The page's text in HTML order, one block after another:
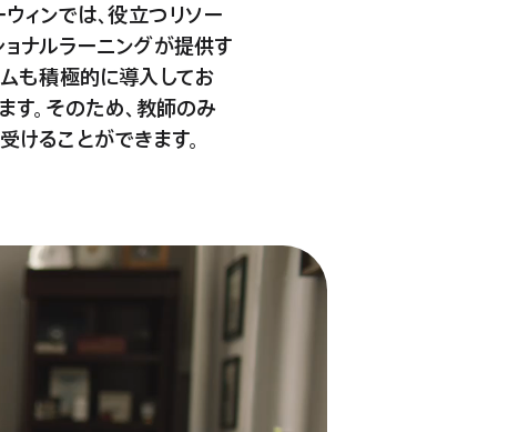
ィンでは、役立つリソー
ナルラーニングが提供す
も積極的に導入してお
。そのため、教師のみ
けることができます。